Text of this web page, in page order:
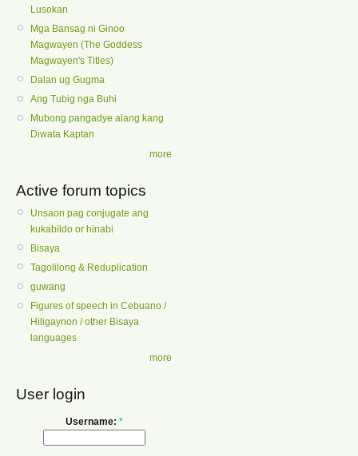
Lusokan
Mga Bansag ni Ginoo
Magwayen (The Goddess
Magwayen's Titles)
Dalan ug Gugma
Ang Tubig nga Buhi
Mubong pangadye alang kang
Diwata Kaptan
more
Active forum topics
Unsaon pag conjugate ang
kukabildo or hinabi
Bisaya
Tagolilong & Reduplication
guwang
Figures of speech in Cebuano /
Hiligaynon / other Bisaya
languages
more
User login
Username: *